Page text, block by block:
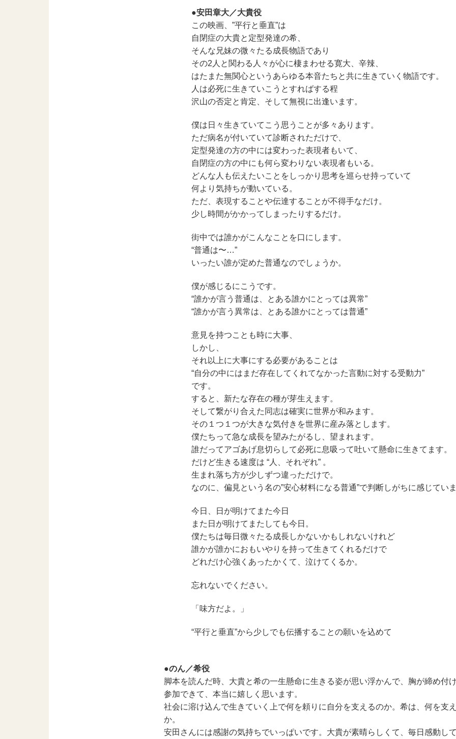
●安田章大／大貴役
この映画、”平行と垂直”は
自閉症の大貴と定型発達の希、
そんな兄妹の微々たる成長物語であり
その2人と関わる人々が心に棲まわせる寛大、辛辣、
はたまた無関心というあらゆる本音たちと共に生きていく物語です。
人は必死に生きていこうとすればする程
沢山の否定と肯定、そして無視に出逢います。
僕は日々生きていてこう思うことが多々あります。
ただ病名が付いていて診断されただけで、
定型発達の方の中には変わった表現者もいて、
自閉症の方の中にも何ら変わりない表現者もいる。
どんな人も伝えたいことをしっかり思考を巡らせ持っていて
何より気持ちが動いている。
ただ、表現することや伝達することが不得手なだけ。
少し時間がかかってしまったりするだけ。
街中では誰かがこんなことを口にします。
“普通は〜…”
いったい誰が定めた普通なのでしょうか。
僕が感じるにこうです。
“誰かが言う普通は、とある誰かにとっては異常”
“誰かが言う異常は、とある誰かにとっては普通”
意見を持つことも時に大事、
しかし、
それ以上に大事にする必要があることは
“自分の中にはまだ存在してくれてなかった言動に対する受動力”
です。
すると、新たな存在の種が芽生えます。
そして繋がり合えた同志は確実に世界が和みます。
その１つ１つが大きな気付きを世界に産み落とします。
僕たちって急な成長を望みたがるし、望まれます。
誰だってアゴあげ息切らして必死に息吸って吐いて懸命に生きてます。
だけど生きる速度は “人、それぞれ” 。
生まれ落ち方が少しずつ違っただけで。
なのに、偏見という名の”安心材料になる普通”で判断しがちに感じてい
今日、日が明けてまた今日
また日が明けてまたしても今日。
僕たちは毎日微々たる成長しかないかもしれないけれど
誰かが誰かにおもいやりを持って生きてくれるだけで
どれだけ心強くあったかくて、泣けてくるか。
忘れないでください。
「味方だよ。」
“平行と垂直”から少しでも伝播することの願いを込めて
●のん／希役
脚本を読んだ時、大貴と希の一生懸命に生きる姿が思い浮かんで、胸が締め付
参加できて、本当に嬉しく思います。
社会に溶け込んで生きていく上で何を頼りに自分を支えるのか。希は、何を支
か。
安田さんには感謝の気持ちでいっぱいです。大貴が素晴らしくて、毎日感動し